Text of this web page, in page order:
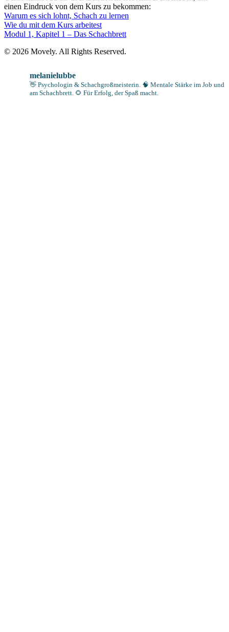
einen Eindruck von dem Kurs zu bekommen:
Warum es sich lohnt, Schach zu lernen
Wie du mit dem Kurs arbeitest
Modul 1, Kapitel 1 – Das Schachbrett
© 2026 Movely. All Rights Reserved.
melanielubbe
👋 Psychologin & Schachgroßmeisterin. 🧠 Mentale Stärke im Job und
am Schachbrett. 🌻 Für Erfolg, der Spaß macht.